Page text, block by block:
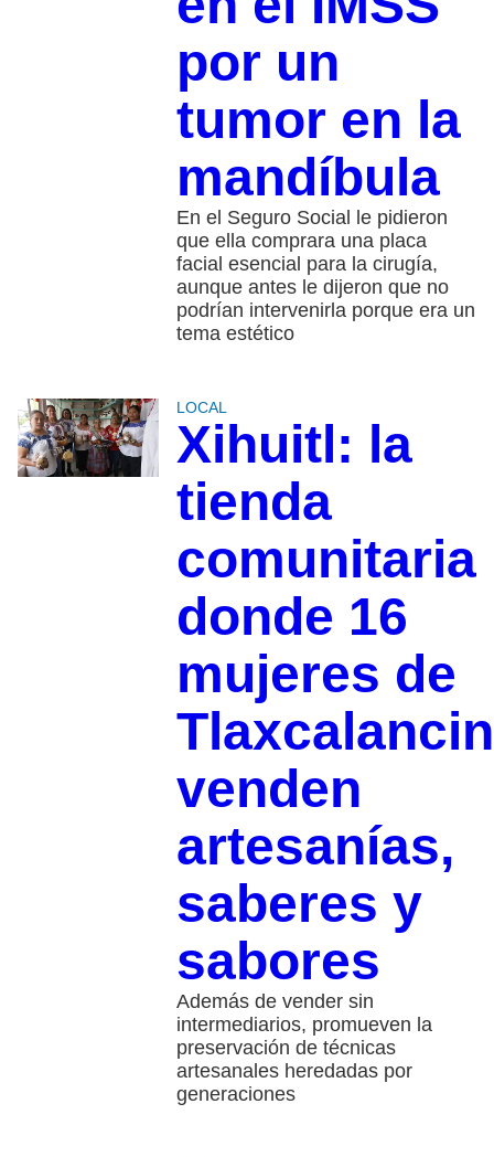
por un
tumor en la
mandíbula
En el Seguro Social le pidieron
que ella comprara una placa
facial esencial para la cirugía,
aunque antes le dijeron que no
podrían intervenirla porque era un
tema estético
LOCAL
Xihuitl: la
tienda
comunitaria
donde 16
mujeres de
venden
artesanías,
saberes y
sabores
Además de vender sin
intermediarios, promueven la
preservación de técnicas
artesanales heredadas por
generaciones